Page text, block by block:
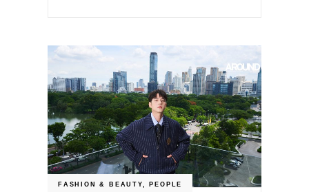
FASHION & BEAUTY, PEOPLE